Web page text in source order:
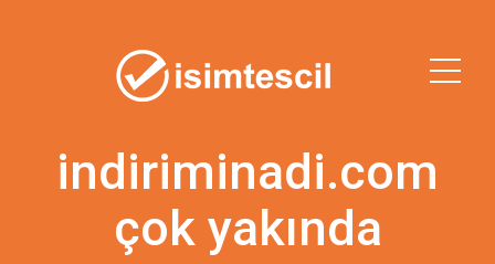
indiriminadi.com
çok yakında